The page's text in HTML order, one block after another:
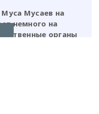
Мусаев на
немного на
органы